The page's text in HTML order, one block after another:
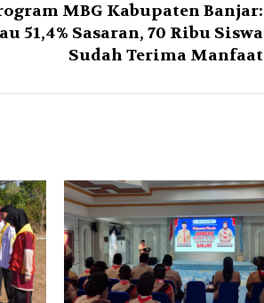
MBG Kabupaten Banjar:
51,4% Sasaran, 70 Ribu Siswa
Sudah Terima Manfaat